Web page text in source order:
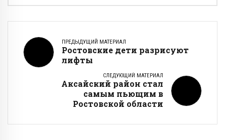
ПРЕДЫДУЩИЙ МАТЕРИАЛ
Ростовские дети разрисуют
лифты
СЛЕДУЮЩИЙ МАТЕРИАЛ
Аксайский район стал
самым пьющим в
Ростовской области